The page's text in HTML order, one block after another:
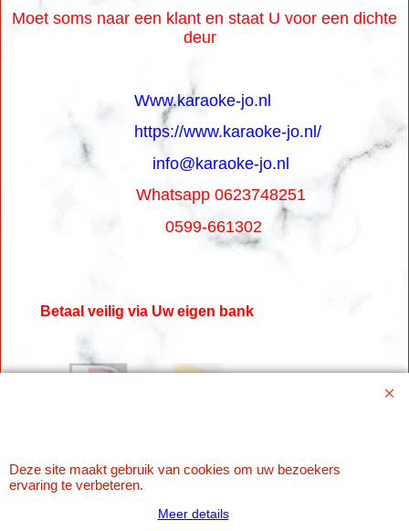
Moet soms naar een klant en staat U voor een dichte
deur
Www.karaoke-jo.nl
https://www.karaoke-jo.nl/
info@karaoke-jo.nl
Whatsapp 0623748251
0599-661302
Betaal veilig via Uw eigen bank
Deze site maakt gebruik van cookies om uw bezoekers
ervaring te verbeteren.
Meer details